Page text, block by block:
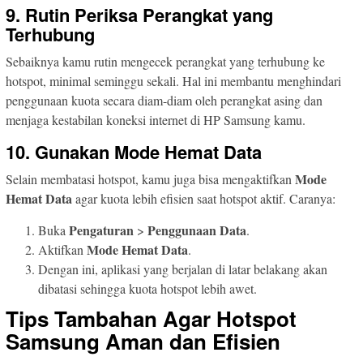
9. Rutin Periksa Perangkat yang
Terhubung
Sebaiknya kamu rutin mengecek perangkat yang terhubung ke
hotspot, minimal seminggu sekali. Hal ini membantu menghindari
penggunaan kuota secara diam-diam oleh perangkat asing dan
menjaga kestabilan koneksi internet di HP Samsung kamu.
10. Gunakan Mode Hemat Data
Selain membatasi hotspot, kamu juga bisa mengaktifkan Mode
Hemat Dataagar kuota lebih efisien saat hotspot aktif. Caranya:
Buka Pengaturan > Penggunaan Data.
Aktifkan Mode Hemat Data.
Dengan ini, aplikasi yang berjalan di latar belakang akan
dibatasi sehingga kuota hotspot lebih awet.
Tips Tambahan Agar Hotspot
Samsung Aman dan Efisien